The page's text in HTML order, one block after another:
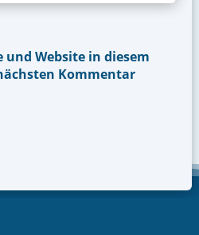
und Website in diesem
Kommentar